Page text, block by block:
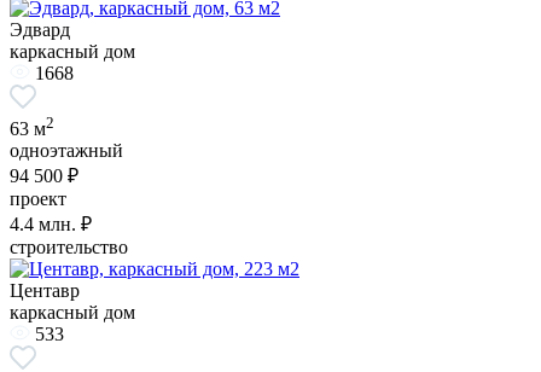
Эдвард
каркасный дом
1668
63 м2
одноэтажный
94 500 ₽
проект
4.4 млн. ₽
строительство
Центавр
каркасный дом
533